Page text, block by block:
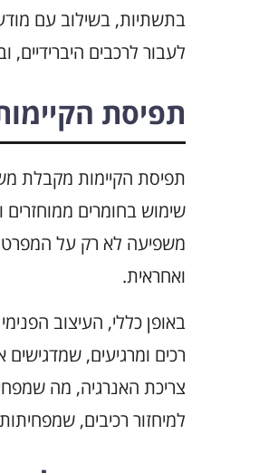
בתשתיות, בשילוב עם
לעבור לרכבים היברידיים,
תפיסת
שימוש בחומרים ממוחזרים
משפיעה לא רק על המפרט
ואחראית.
באופן כללי, העיצוב
רכים ומרגיעים,
צריכת האנרגיה, מה
למיחזור רכיבים,